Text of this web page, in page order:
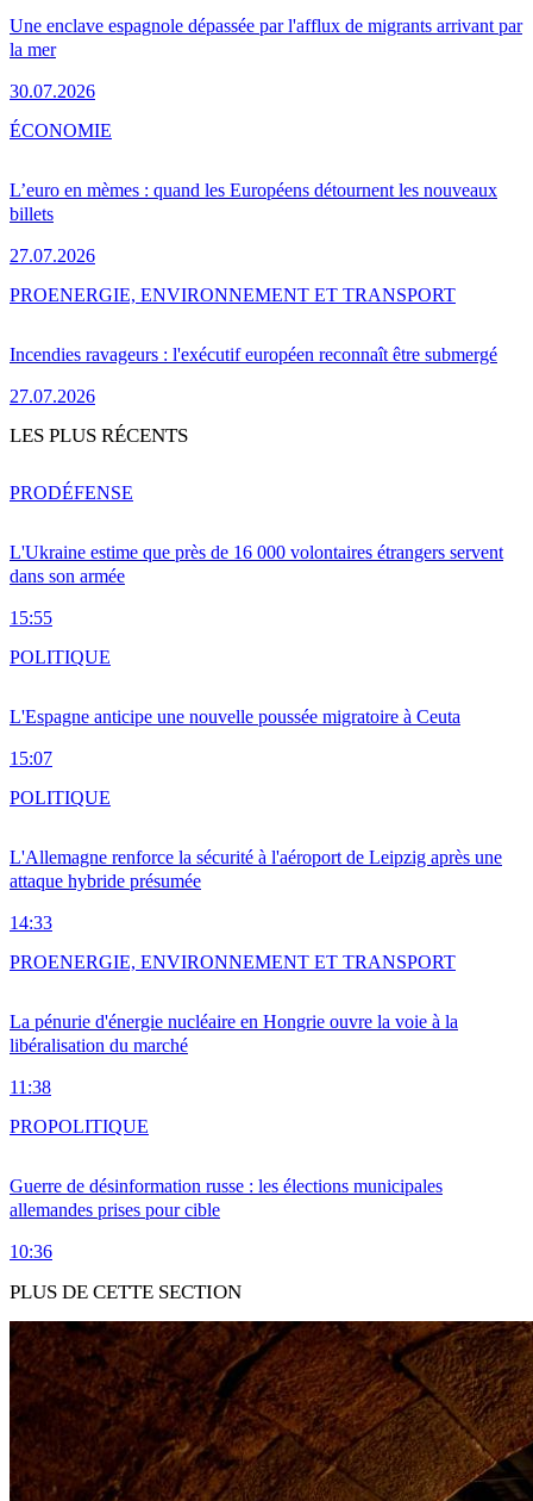
Une enclave espagnole dépassée par l'afflux de migrants arrivant par
la mer
30.07.2026
L’euro en mèmes : quand les Européens détournent les nouveaux
billets
27.07.2026
ÉCONOMIE
Incendies ravageurs : l'exécutif européen reconnaît être submergé
27.07.2026
PROENERGIE, ENVIRONNEMENT ET TRANSPORT
LES PLUS RÉCENTS
L'Ukraine estime que près de 16 000 volontaires étrangers servent
dans son armée
15:55
PRODÉFENSE
L'Espagne anticipe une nouvelle poussée migratoire à Ceuta
15:07
POLITIQUE
L'Allemagne renforce la sécurité à l'aéroport de Leipzig après une
attaque hybride présumée
14:33
POLITIQUE
La pénurie d'énergie nucléaire en Hongrie ouvre la voie à la
libéralisation du marché
11:38
PROENERGIE, ENVIRONNEMENT ET TRANSPORT
Guerre de désinformation russe : les élections municipales
allemandes prises pour cible
10:36
PROPOLITIQUE
PLUS DE CETTE SECTION